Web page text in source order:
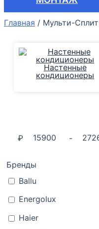
Главная / Мульти-
Настенные
кондиционеры
₽ -
Бренды
Ballu
Energolux
Haier